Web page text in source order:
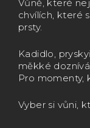
Vůně, které
chvílích, které
prsty.
Kadidlo,
měkké
Pro momenty,
Vyber si vůni,